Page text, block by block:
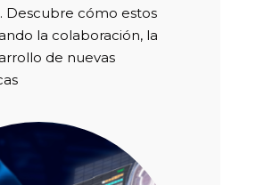
Descubre cómo estos
la colaboración, la
de nuevas